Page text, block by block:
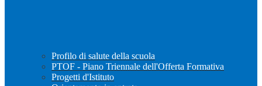
Profilo di salute della scuola
PTOF - Piano Triennale dell'Offerta Formativa
Progetti d'Istituto